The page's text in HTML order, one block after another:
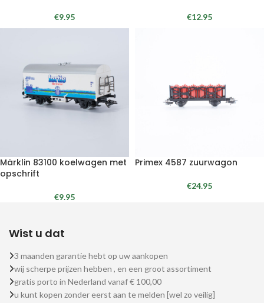
€9.95 €12.95
Märklin 83100 koelwagen met
opschrift
€9.95
Primex 4587 zuurwagon
€24.95
Wist u dat
3 maanden garantie hebt op uw aankopen
wij scherpe prijzen hebben , en een groot assortiment
gratis porto in Nederland vanaf € 100,00
u kunt kopen zonder eerst aan te melden [wel zo veilig]